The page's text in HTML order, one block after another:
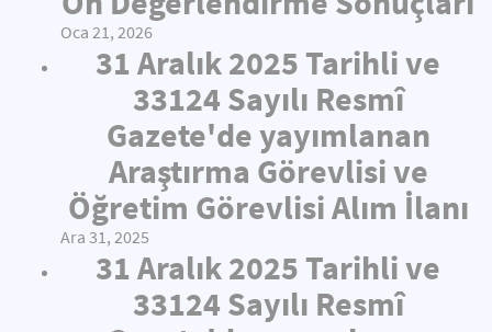
Oca 21, 2026
31 Aralık 2025 Tarihli ve
33124 Sayılı Resmî
Gazete'de yayımlanan
Araştırma Görevlisi ve
Öğretim Görevlisi Alım İlanı
Ara 31, 2025
31 Aralık 2025 Tarihli ve
33124 Sayılı Resmî